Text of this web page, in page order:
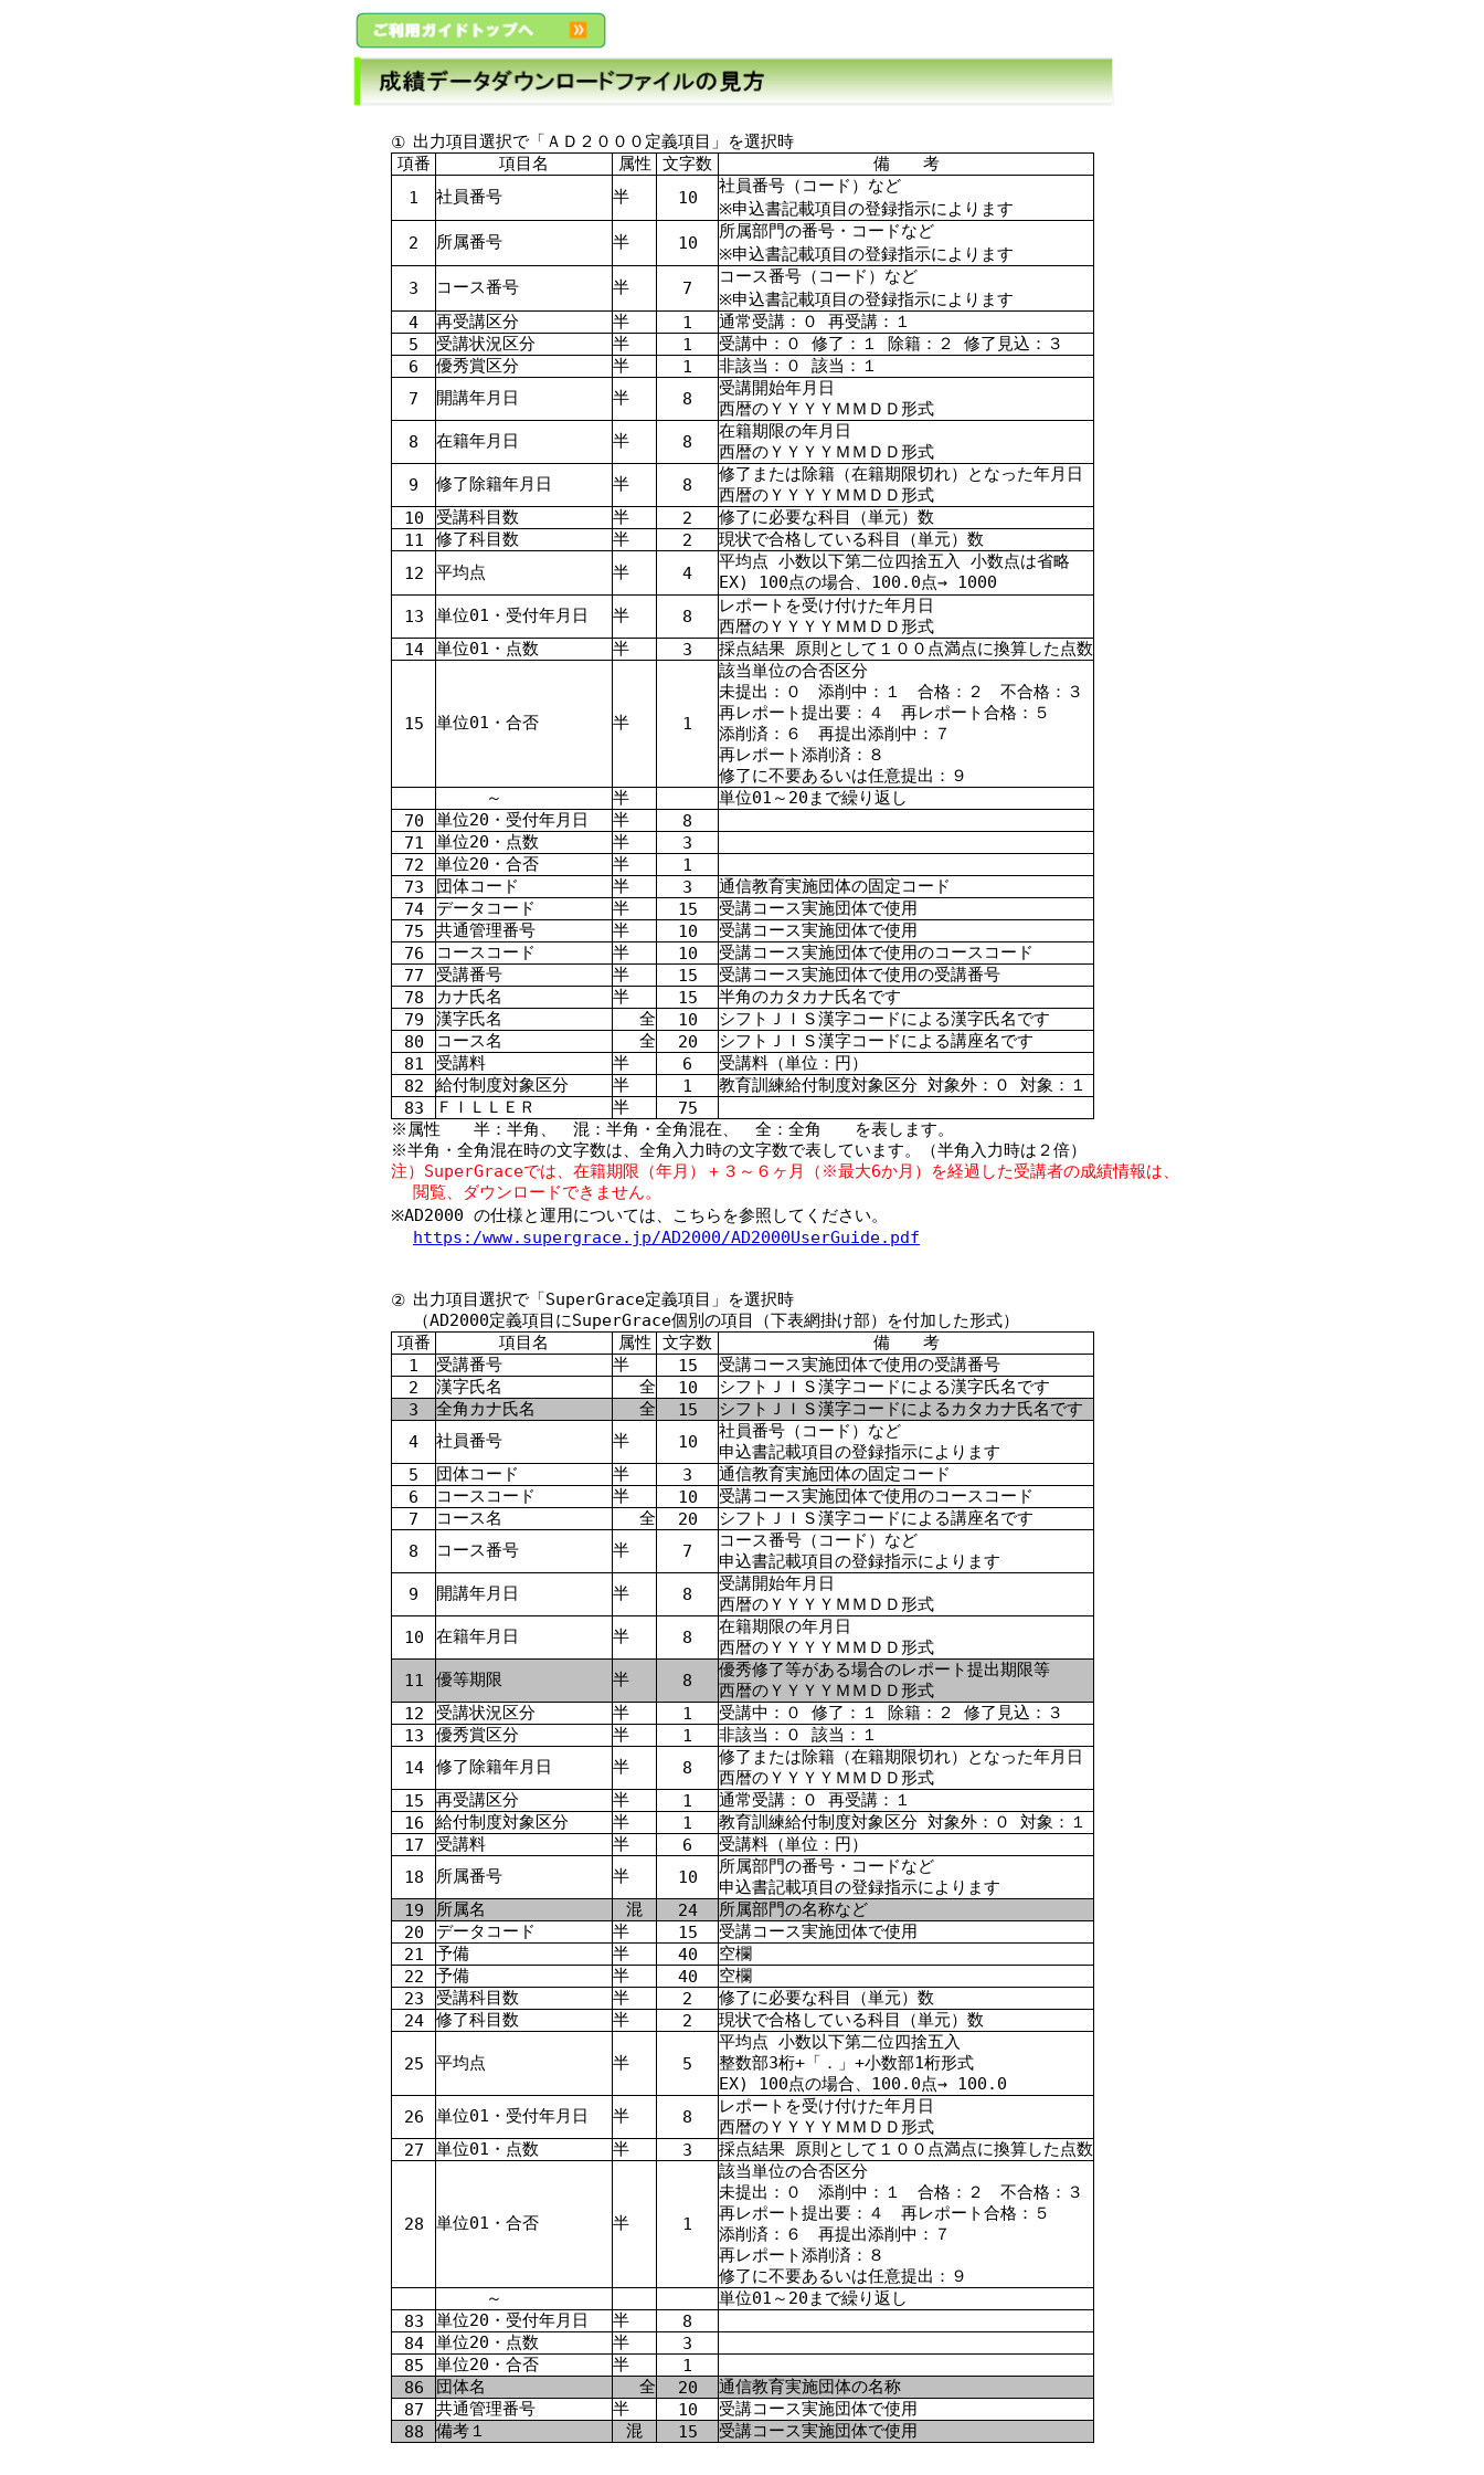
① 出力項目選択で「ＡＤ２０００定義項目」を選択時
項番
項目名 属性 文字数
備 考
1
社員番号 半 10
社員番号（コード）など
※申込書記載項目の登録指示によります
2
所属番号 半 10
所属部門の番号・コードなど
※申込書記載項目の登録指示によります
3
コース番号 半 7
コース番号（コード）など
※申込書記載項目の登録指示によります
4
再受講区分 半 1
通常受講：０ 再受講：１
5
受講状況区分 半 1
受講中：０ 修了：１ 除籍：２ 修了見込：３
6
優秀賞区分 半 1
非該当：０ 該当：１
7
開講年月日 半 8
受講開始年月日
西暦のＹＹＹＹＭＭＤＤ形式
8
在籍年月日 半 8
在籍期限の年月日
西暦のＹＹＹＹＭＭＤＤ形式
9
修了除籍年月日 半 8
修了または除籍（在籍期限切れ）となった年月日
西暦のＹＹＹＹＭＭＤＤ形式
10
受講科目数 半 2
修了に必要な科目（単元）数
11
修了科目数 半 2
現状で合格している科目（単元）数
12
平均点 半 4
平均点 小数以下第二位四捨五入 小数点は省略
EX) 100点の場合、100.0点→ 1000
13
単位01 ・受付年月日 半 8
レポートを受け付けた年月日
西暦のＹＹＹＹＭＭＤＤ形式
14
単位01 ・点数 半 3 採点結果 原則として１００点満点に換算した点数
15 単位01 ・合否 半 1
該当単位の合否区分
未提出：０ 添削中：１ 合格：２ 不合格：３
再レポート提出要：４ 再レポート合格：５
添削済：６ 再提出添削中：７
再レポート添削済：８
修了に不要あるいは任意提出：９
～
半
単位01～20まで繰り返し
70
単位20 ・受付年月日 半
8
71
単位20 ・点数 半
3
72
単位20 ・合否 半
1
73
団体コード 半 3
通信教育実施団体の固定コード
74
データコード 半 15
受講コース実施団体で使用
75
共通管理番号 半 10
受講コース実施団体で使用
76
コースコード 半 10
受講コース実施団体で使用のコースコード
77
受講番号 半 15
受講コース実施団体で使用の受講番号
78
カナ氏名 半 15
半角のカタカナ氏名です
79
漢字氏名 全 10
シフトＪＩＳ漢字コードによる漢字氏名です
80
コース名 全 20
シフトＪＩＳ漢字コードによる講座名です
81
受講料 半 6
受講料（単位：円）
82
給付制度対象区分 半 1
教育訓練給付制度対象区分 対象外：０ 対象：１
83
ＦＩＬＬＥＲ 半
75
※属性 半：半角、 混：半角・全角混在、 全：全角 を表します。
※半角・全角混在時の文字数は、全角入力時の文字数で表しています。（半角入力時は２倍）
注）SuperGraceでは、在籍期限（年月）＋３～６ヶ月（※最大6か月）を経過した受講者の成績情報は、
閲覧、ダウンロードできません。
※AD2000 の仕様と運用については、こちらを参照してください。
https:/www.supergrace.jp/AD2000/AD2000UserGuide.pdf
② 出力項目選択で「SuperGrace定義項目」を選択時
（AD2000定義項目にSuperGrace個別の項目（下表網掛け部）を付加した形式）
項番
項目名 属性 文字数
備 考
1
受講番号 半 15
受講コース実施団体で使用の受講番号
2
漢字氏名 全 10
シフトＪＩＳ漢字コードによる漢字氏名です
3
全角カナ氏名 全 15
シフトＪＩＳ漢字コードによるカタカナ氏名です
4
社員番号 半 10
社員番号（コード）など
申込書記載項目の登録指示によります
5
団体コード 半 3
通信教育実施団体の固定コード
6
コースコード 半 10
受講コース実施団体で使用のコースコード
7
コース名 全 20
シフトＪＩＳ漢字コードによる講座名です
8
コース番号 半 7
コース番号（コード）など
申込書記載項目の登録指示によります
9
開講年月日 半 8
受講開始年月日
西暦のＹＹＹＹＭＭＤＤ形式
10
在籍年月日 半 8
在籍期限の年月日
西暦のＹＹＹＹＭＭＤＤ形式
11
優等期限 半 8
優秀修了等がある場合のレポート提出期限等
西暦のＹＹＹＹＭＭＤＤ形式
12
受講状況区分 半 1
受講中：０ 修了：１ 除籍：２ 修了見込：３
13
優秀賞区分 半 1
非該当：０ 該当：１
14
修了除籍年月日 半 8
修了または除籍（在籍期限切れ）となった年月日
西暦のＹＹＹＹＭＭＤＤ形式
15
再受講区分 半 1
通常受講：０ 再受講：１
16
給付制度対象区分 半 1
教育訓練給付制度対象区分 対象外：０ 対象：１
17
受講料 半 6
受講料（単位：円）
18
所属番号 半 10
所属部門の番号・コードなど
申込書記載項目の登録指示によります
19
所属名 混 24
所属部門の名称など
20
データコード 半 15
受講コース実施団体で使用
21
予備 半 40
空欄
22
予備 半 40
空欄
23
受講科目数 半 2
修了に必要な科目（単元）数
24
修了科目数 半 2 現状で合格している科目（単元）数
25 平均点 半 5
平均点 小数以下第二位四捨五入
整数部3桁+ 「．」 +小数部1桁形式
EX) 100点の場合、100.0点→ 100 . 0
26
単位01 ・受付年月日 半 8
レポートを受け付けた年月日
西暦のＹＹＹＹＭＭＤＤ形式
27
単位01 ・点数 半 3 採点結果 原則として１００点満点に換算した点数
28 単位01 ・合否 半 1
該当単位の合否区分
未提出：０ 添削中：１ 合格：２ 不合格：３
再レポート提出要：４ 再レポート合格：５
添削済：６ 再提出添削中：７
再レポート添削済：８
修了に不要あるいは任意提出：９
～
単位01～20まで繰り返し
83
単位20 ・受付年月日 半
8
84
単位20 ・点数 半
3
85
単位20 ・合否 半
1
86
団体名 全 20
通信教育実施団体の名称
87
共通管理番号 半 10
受講コース実施団体で使用
88
備考１ 混 15 受講コース実施団体で使用